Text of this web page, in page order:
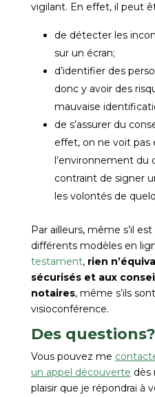
vigilant. En effet, il peut
de détecter les
sur un écran;
d’identifier des
donc y avoir des
mauvaise
de s’assurer du
effet, on ne voit pas
l’environnement du
contraint de signer
les volontés de
Par ailleurs, même s’il
différents modèles en
testament, rien
sécurisés et aux
notaires, même s’ils
visioconférence.
Des questions?
Vous pouvez me
un appel découverte dès
plaisir que je répondrai à